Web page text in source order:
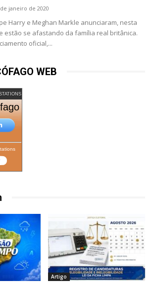
janeiro de 2020
Harry e Meghan Markle anunciaram, nesta
estão se afastando da família real britânica.
oficial,...
WEB
Artigo